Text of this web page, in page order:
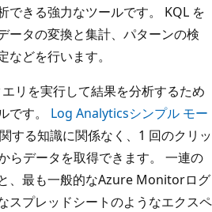
できる強力なツールです。 KQL を
ータの変換と集計、パターンの検
どを行います。
リを実行して結果を分析するため
です。 Log Analyticsシンプル モー
する知識に関係なく、1 回のクリッ
らデータを取得できます。 一連の
、最も一般的なAzure Monitorログ
スプレッドシートのようなエクスペ